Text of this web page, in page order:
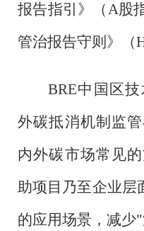
报告指引》（A股
管治报告守则》（
BRE中国区
外碳抵消机制监
内外碳市场常见
助项目乃至企业层
的应用场景，减少"